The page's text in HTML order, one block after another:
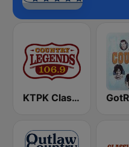
KTPK Classic Country 106.9